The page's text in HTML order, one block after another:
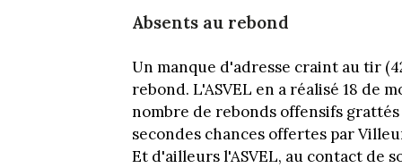
Absents au rebond
Un manque d'adresse craint au tir
rebond. L'ASVEL en a réalisé 18 de
nombre de rebonds offensifs
secondes chances offertes par
Et d'ailleurs l'ASVEL, au contact de